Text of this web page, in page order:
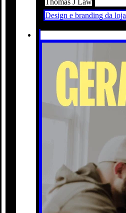
Thomas J Law
Design e branding da loja